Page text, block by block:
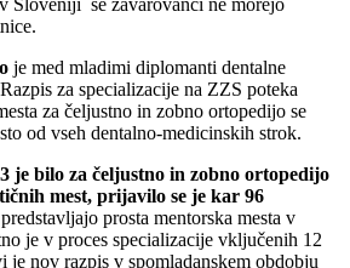
je med mladimi diplomanti dentalne
za specializacije na ZZS poteka
za čeljustno in zobno ortopedijo se
od vseh dentalno-medicinskih strok.
je bilo za čeljustno in zobno ortopedijo
mest, prijavilo se je kar 96
prosta mentorska mesta v
je v proces specializacije vključenih 12
je nov razpis v spomladanskem obdobju